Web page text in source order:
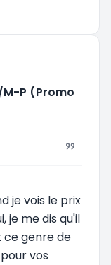
M-P (Promo
je vois le prix
je me dis qu'il
genre de
vos